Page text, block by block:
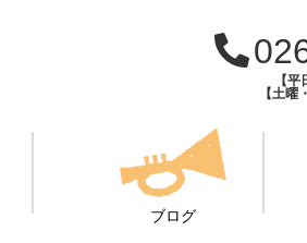
【
【土曜
ブログ